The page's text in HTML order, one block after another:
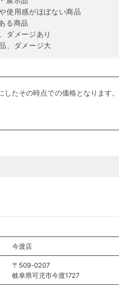
使用感がほぼない商品
る商品
ダメージあり
、ダメージ大
たその時点での価格となります
今渡店
〒509-0207
岐阜県可児市今渡1727